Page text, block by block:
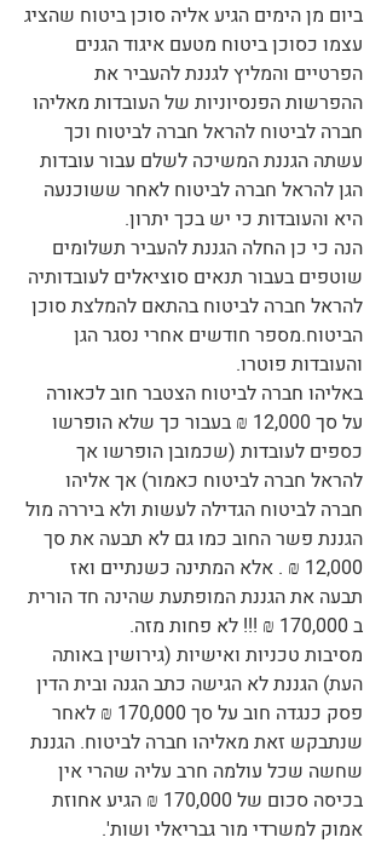
ביום מן הימים הגיע אליה סוכן ביטוח שהציג
עצמו כסוכן ביטוח מטעם איגוד הגנים
הפרטיים והמליץ לגננת להעביר את
ההפרשות הפנסיוניות של העובדות מאליהו
חברה לביטוח להראל חברה לביטוח וכך
עשתה הגננת המשיכה לשלם עבור עובדות
הגן להראל חברה לביטוח לאחר ששוכנעה
היא והעובדות כי יש בכך יתרון.
הנה כי כן החלה הגננת להעביר תשלומים
שוטפים בעבור תנאים סוציאלים לעובדותיה
להראל חברה לביטוח בהתאם להמלצת סוכן
הביטוח.מספר חודשים אחרי נסגר הגן
והעובדות פוטרו.
באליהו חברה לביטוח הצטבר חוב לכאורה
על סך 12,000 ₪ בעבור כך שלא הופרשו
כספים לעובדות (שכמובן הופרשו אך
להראל חברה לביטוח כאמור) אך אליהו
חברה לביטוח הגדילה לעשות ולא ביררה מול
הגננת פשר החוב כמו גם לא תבעה את סך
12,000 ₪ . אלא המתינה כשנתיים ואז
תבעה את הגננת המופתעת שהינה חד הורית
ב 170,000 ₪ !!! לא פחות מזה.
מסיבות טכניות ואישיות (גירושין באותה
העת) הגננת לא הגישה כתב הגנה ובית הדין
פסק כנגדה חוב על סך 170,000 ₪ לאחר
שנתבקש זאת מאליהו חברה לביטוח. הגננת
שחשה שכל עולמה חרב עליה שהרי אין
בכיסה סכום של 170,000 ₪ הגיע אחוזת
אמוק למשרדי מור גבריאלי ושות'.